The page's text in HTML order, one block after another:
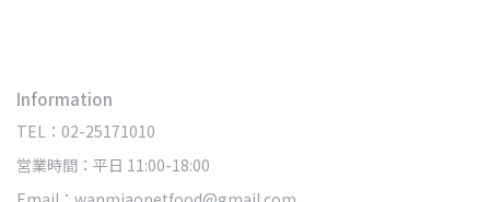
Information
TEL：02-25171010
営業時間：平日 11:00-18:00